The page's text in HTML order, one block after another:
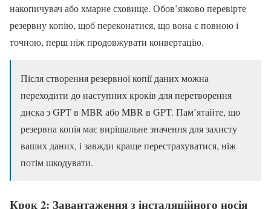
накопичувач або хмарне сховище. Обов’язково перевірте
резервну копію, щоб переконатися, що вона є повною і
точною, перш ніж продовжувати конвертацію.
Після створення резервної копії даних можна
переходити до наступних кроків для перетворення
диска з GPT в MBR або MBR в GPT. Пам’ятайте, що
резервна копія має вирішальне значення для захисту
ваших даних, і завжди краще перестрахуватися, ніж
потім шкодувати.
Крок 2: Завантаження з інсталяційного носія